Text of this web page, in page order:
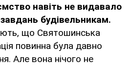
навіть не видавало
будівельникам.
що Святошинська
повинна була давно
Але вона нічого не